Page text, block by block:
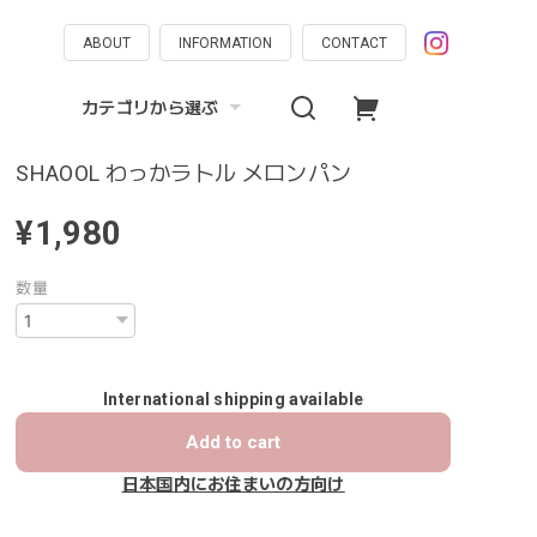
ABOUT INFORMATION CONTACT
カテゴリから選ぶ
SHAOOL わっかラトル メロンパン
¥1,980
数量
International shipping available
Add to cart
日本国内にお住まいの方向け